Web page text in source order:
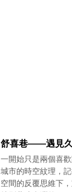
舒喜巷——遇見
一開始只是兩個喜
城市的時空紋理，
空間的反覆思維下